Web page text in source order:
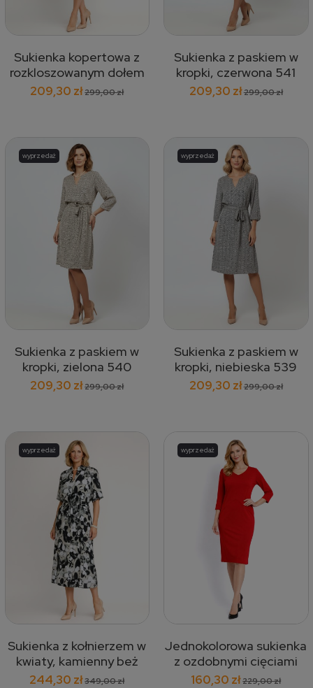
Sukienka kopertowa z
rozkloszowanym dołem
we wzór paisley,
209,30 zł299,00 zł
Sukienka z paskiem w
kropki, czerwona 541
209,30 zł299,00 zł
Sukienka z paskiem w
kropki, zielona 540
209,30 zł299,00 zł
wyprzedaż
Sukienka z paskiem w
kropki, niebieska 539
209,30 zł299,00 zł
wyprzedaż
Sukienka z kołnierzem w
kwiaty, kamienny beż
447
244,30 zł349,00 zł
wyprzedaż
Jednokolorowa sukienka
z ozdobnymi cięciami
364
160,30 zł229,00 zł
wyprzedaż